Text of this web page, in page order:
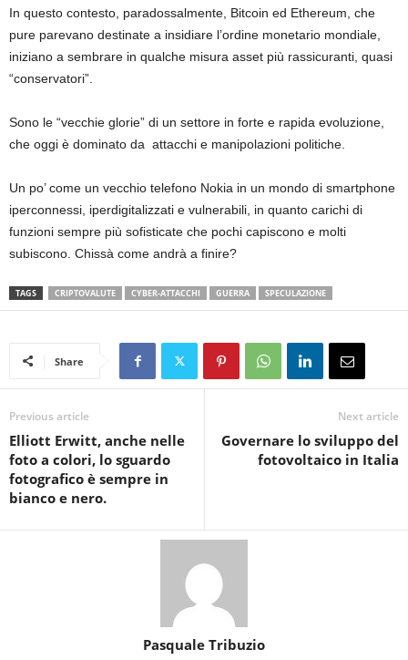
In questo contesto, paradossalmente, Bitcoin ed Ethereum, che
pure parevano destinate a insidiare l’ordine monetario mondiale,
iniziano a sembrare in qualche misura asset più rassicuranti, quasi
“conservatori”.
Sono le “vecchie glorie” di un settore in forte e rapida evoluzione,
che oggi è dominato da attacchi e manipolazioni politiche.
Un po’ come un vecchio telefono Nokia in un mondo di smartphone
iperconnessi, iperdigitalizzati e vulnerabili, in quanto carichi di
funzioni sempre più sofisticate che pochi capiscono e molti
subiscono. Chissà come andrà a finire?
TAGS CRIPTOVALUTE CYBER-ATTACCHI GUERRA SPECULAZIONE
Share
Previous article
Elliott Erwitt, anche nelle
foto a colori, lo sguardo
fotografico è sempre in
bianco e nero.
Next article
Governare lo sviluppo del
fotovoltaico in Italia
Pasquale Tribuzio